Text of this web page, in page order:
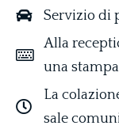
Servizio di
Alla
una
La
sale